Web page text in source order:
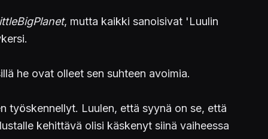
, mutta kaikki sanoisivat 'Luulin
he ovat olleet sen suhteen avoimia.
työskennellyt. Luulen, että syynä on se, että
kehittävä olisi käskenyt siinä vaiheessa